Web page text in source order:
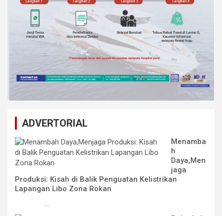
ADVERTORIAL
Menamba
h
Daya,Men
jaga
Produksi: Kisah di Balik Penguatan Kelistrikan
Lapangan Libo Zona Rokan
...